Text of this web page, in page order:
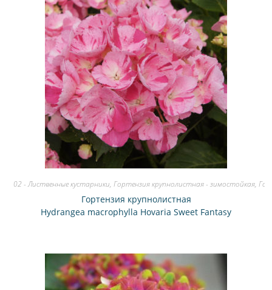
02 - Лиственные кустарники,Гортензия крупнолистная - зимостойкая,
Гортензия крупнолистная
Hydrangea macrophylla Hovaria Sweet Fantasy